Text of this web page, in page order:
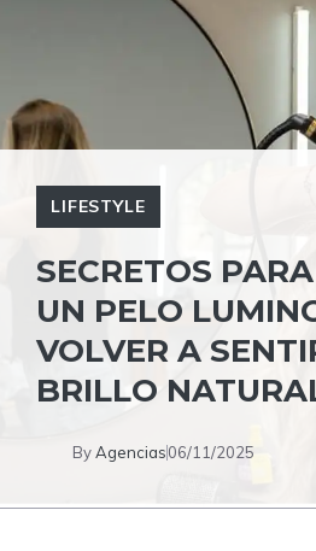
LIFESTYLE
SECRETOS PARA
UN PELO
VOLVER A
BRILLO
ByAgencias06/11/2025